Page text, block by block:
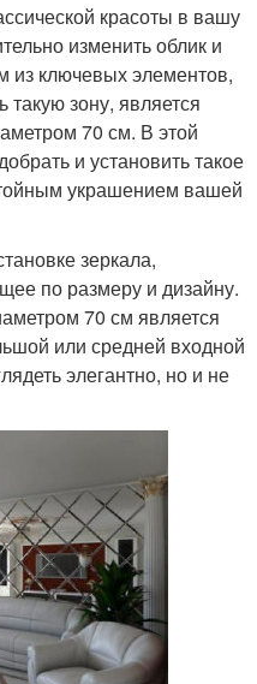
красоты в вашу
изменить облик и
ключевых элементов,
такую зону, является
70 см. В этой
и установить такое
украшением вашей
зеркала,
по размеру и дизайну.
70 см является
или средней входной
элегантно, но и не